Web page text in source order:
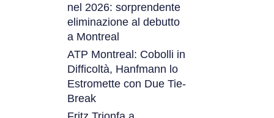
nel 2026: sorprendente
eliminazione al debutto
a Montreal
ATP Montreal: Cobolli in
Difficoltà, Hanfmann lo
Estromette con Due Tie-
Break